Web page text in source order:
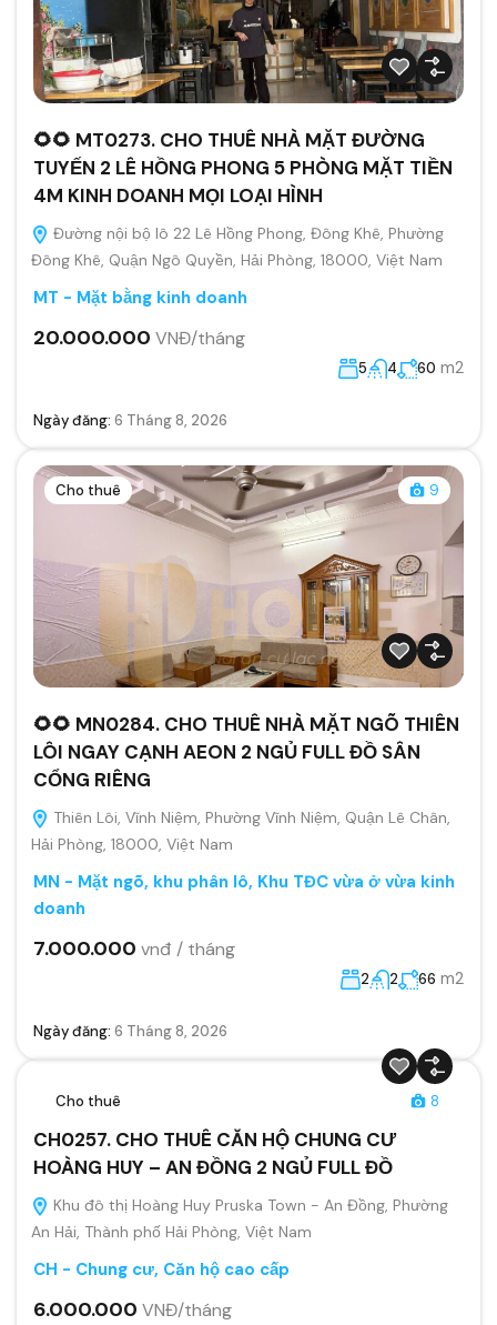
🌻🌻 MT0273. CHO THUÊ NHÀ MẶT ĐƯỜNG
TUYẾN 2 LÊ HỒNG PHONG 5 PHÒNG MẶT TIỀN
4M KINH DOANH MỌI LOẠI HÌNH
Đường nội bộ lô 22 Lê Hồng Phong, Đông Khê, Phường
Đông Khê, Quận Ngô Quyền, Hải Phòng, 18000, Việt Nam
MT - Mặt bằng kinh doanh
20.000.000 VNĐ/tháng
5 4 60 m2
Ngày đăng: 6 Tháng 8, 2026
Cho thuê 9
🌻🌻 MN0284. CHO THUÊ NHÀ MẶT NGÕ THIÊN
LÔI NGAY CẠNH AEON 2 NGỦ FULL ĐỒ SÂN
CỔNG RIÊNG
Thiên Lôi, Vĩnh Niệm, Phường Vĩnh Niệm, Quận Lê Chân,
Hải Phòng, 18000, Việt Nam
MN - Mặt ngõ, khu phân lô, Khu TĐC vừa ở vừa kinh
doanh
7.000.000 vnđ / tháng
2 2 66 m2
Ngày đăng: 6 Tháng 8, 2026
Cho thuê 8
CH0257. CHO THUÊ CĂN HỘ CHUNG CƯ
HOÀNG HUY – AN ĐỒNG 2 NGỦ FULL ĐỒ
Khu đô thị Hoàng Huy Pruska Town - An Đồng, Phường
An Hải, Thành phố Hải Phòng, Việt Nam
CH - Chung cư, Căn hộ cao cấp
6.000.000 VNĐ/tháng